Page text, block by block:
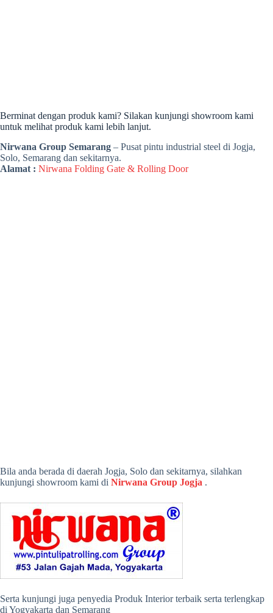
Berminat dengan produk kami? Silakan kunjungi showroom kami
untuk melihat produk kami lebih lanjut.
Nirwana Group Semarang – Pusat pintu industrial steel di Jogja,
Solo, Semarang dan sekitarnya.
Alamat : Nirwana Folding Gate & Rolling Door
Bila anda berada di daerah Jogja, Solo dan sekitarnya, silahkan
kunjungi showroom kami di Nirwana Group Jogja .
Serta kunjungi juga penyedia Produk Interior terbaik serta terlengkap
di Yogyakarta dan Semarang